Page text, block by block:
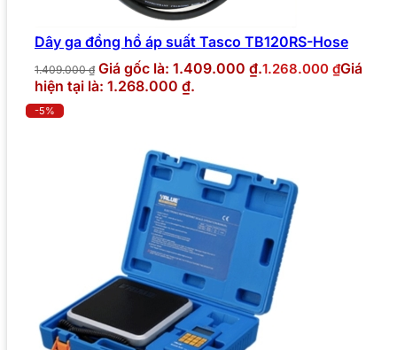
Dây ga đồng hồ áp suất Tasco TB120RS-Hose
1.409.000₫ Giá gốc là: 1.409.000 ₫.1.268.000 ₫Giá
hiện tại là: 1.268.000 ₫.
-5%